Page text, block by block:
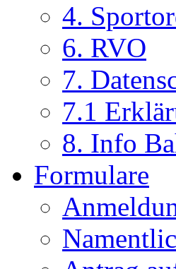
4.
6. RVO
7.
7.1
8. Info
Formulare